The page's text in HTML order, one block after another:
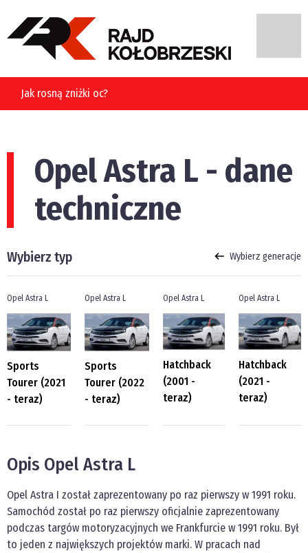
zniżki oc?
Opel Astra L - dane
techniczne
Wybierz typ Wybierz generacje
Opel Astra L
Sports
Tourer (2021
- teraz)
Opel Astra L
Sports
Tourer (2022
- teraz)
Opel Astra L
Hatchback
(2001 -
teraz)
Opel Astra L
Hatchback
(2021 -
teraz)
Opis Opel Astra L
Opel Astra I został zaprezentowany po raz pierwszy w 1991 roku.
Samochód został po raz pierwszy oficjalnie zaprezentowany
podczas targów motoryzacyjnych we Frankfurcie w 1991 roku. Był
to jeden z największych projektów marki. W pracach nad